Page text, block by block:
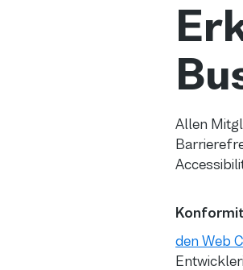
Allen
den Web